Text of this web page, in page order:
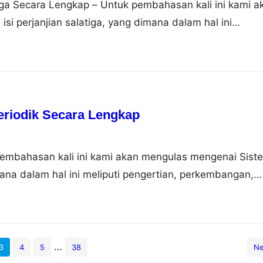
Secara Lengkap – Untuk pembahasan kali ini kami
isi perjanjian salatiga, yang dimana dalam hal ini
belakang, isi dan dampaknya, nah untuk lebih dapat
ulasan selengkapnya dibawah ini. Pengertian
Secara Lengkap
kali ini kami akan mengulas mengenai
dalam hal ini meliputi pengertian, perkembangan,
sifat, gambar dan contoh, nah agar dapat lebih
simak ulasan selengkapnya dibawah ini. Pengertian
3 4 5 … 38